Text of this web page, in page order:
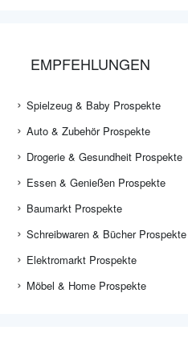
EMPFEHLUNGEN
Spielzeug & Baby Prospekte
Auto & Zubehör Prospekte
Drogerie & Gesundheit Prospekte
Essen & Genießen Prospekte
Baumarkt Prospekte
Schreibwaren & Bücher Prospekte
Elektromarkt Prospekte
Möbel & Home Prospekte